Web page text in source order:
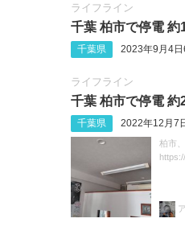
ライフライン
千葉 柏市で停電 約
千葉県 2023年9月4
ライフライン
千葉 柏市で停電 約
千葉県 2022年12月7
柏市